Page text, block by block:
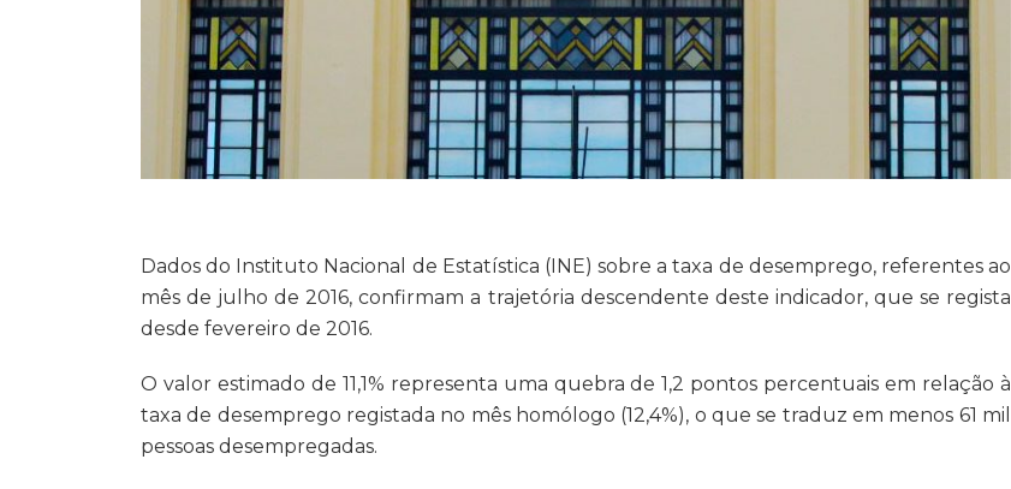
Dados do Instituto Nacional de Estatística (INE) sobre a taxa de desemprego, referentes ao
mês de julho de 2016, confirmam a trajetória descendente deste indicador, que se regista
desde fevereiro de 2016.
O valor estimado de 11,1% representa uma quebra de 1,2 pontos percentuais em relação à
taxa de desemprego registada no mês homólogo (12,4%), o que se traduz em menos 61 mil
pessoas desempregadas.